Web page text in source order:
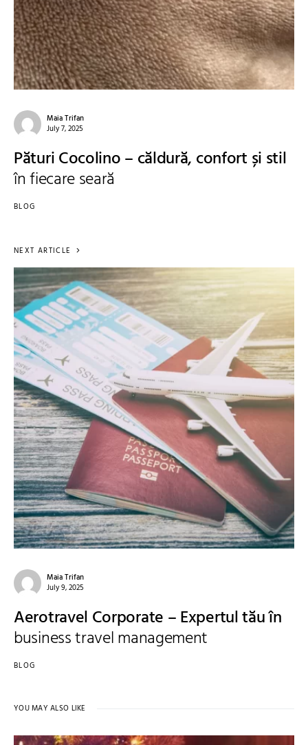
Maia Trifan
July 7, 2025
Pături Cocolino – căldură, confort și stil
în fiecare seară
BLOG
NEXT ARTICLE
Maia Trifan
July 9, 2025
Aerotravel Corporate – Expertul tău în
business travel management
BLOG
YOU MAY ALSO LIKE